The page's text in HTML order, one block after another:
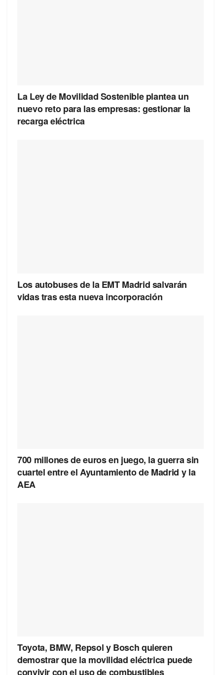
La Ley de Movilidad Sostenible plantea un
nuevo reto para las empresas: gestionar la
recarga eléctrica
Los autobuses de la EMT Madrid salvarán
vidas tras esta nueva incorporación
700 millones de euros en juego, la guerra sin
cuartel entre el Ayuntamiento de Madrid y la
AEA
Toyota, BMW, Repsol y Bosch quieren
demostrar que la movilidad eléctrica puede
convivir con el uso de combustibles